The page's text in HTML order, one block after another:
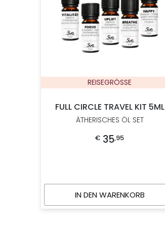
REISEGRÖSSE
FULL CIRCLE TRAVEL KIT 5ML
ÄTHERISCHES ÖL SET
€ 35,95
IN DEN WARENKORB